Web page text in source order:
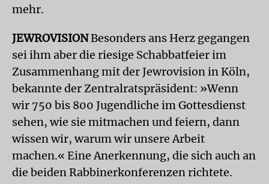
mehr.
JEWROVISIONBesonders ans Herz gegangen
sei ihm aber die riesige Schabbatfeier im
Zusammenhang mit der Jewrovision in Köln,
bekannte der Zentralratspräsident: »Wenn
wir 750 bis 800 Jugendliche im Gottesdienst
sehen, wie sie mitmachen und feiern, dann
wissen wir, warum wir unsere Arbeit
machen.« Eine Anerkennung, die sich auch an
die beiden Rabbinerkonferenzen richtete.